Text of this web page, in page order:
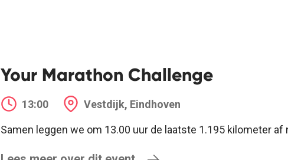
Your Marathon Challenge
13:00 Vestdijk, Eindhoven
Samen leggen we om 13.00 uur de laatste 1.195 kilometer af